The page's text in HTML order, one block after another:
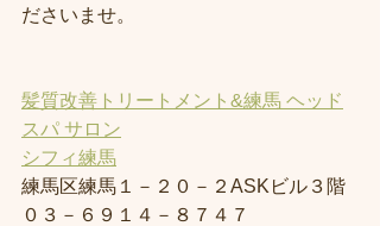
ださいませ。
髪質改善トリートメント&練馬 ヘッド
スパ サロン
シフィ練馬
練馬区練馬１－２０－２ASKビル３階
０３－６９１４－８７４７